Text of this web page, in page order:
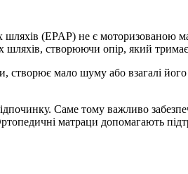
(EPAP) не є моторизованою
шляхів, створюючи опір, який
створює мало шуму або взагалі
Саме тому важливо
матраци допомагають